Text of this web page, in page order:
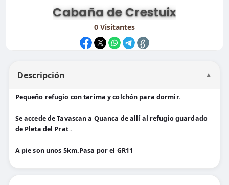
Cabaña de Crestuix
0Visitantes
Descripción ▼
Pequeño refugio con tarima y colchón para dormir.
Se accede de Tavascan a Quanca de allí al refugio guardado
de Pleta del Prat .
A pie son unos 5km.Pasa por el GR11